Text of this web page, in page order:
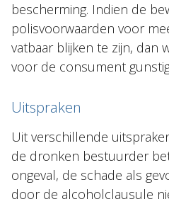
bescherming. Indien de
polisvoorwaarden voor
vatbaar blijken te zijn, dan
voor de consument
Uitspraken
Uit verschillende
de dronken bestuurder
ongeval, de schade als
door de alcoholclausule